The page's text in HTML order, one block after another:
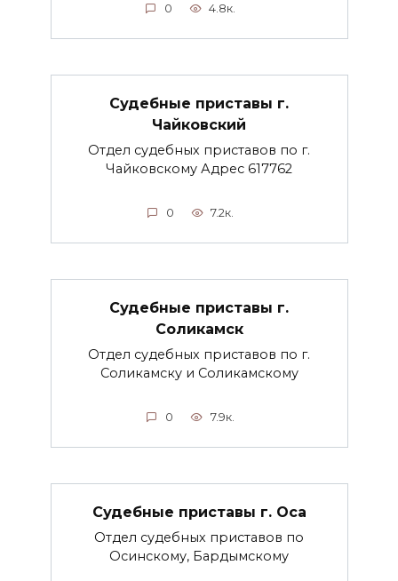
0 4.8к.
Судебные приставы г.
Чайковский
Отдел судебных приставов по г.
Чайковскому Адрес 617762
0 7.2к.
Судебные приставы г.
Соликамск
Отдел судебных приставов по г.
Соликамску и Соликамскому
0 7.9к.
Судебные приставы г. Оса
Отдел судебных приставов по
Осинскому, Бардымскому